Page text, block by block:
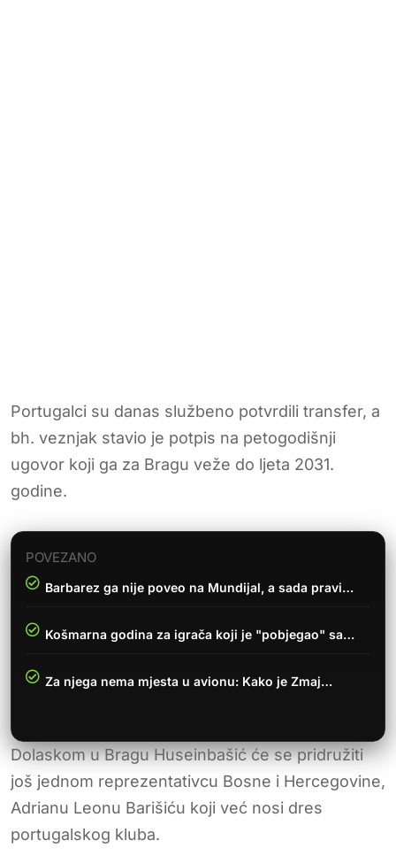
Portugalci su danas službeno potvrdili transfer, a
bh. veznjak stavio je potpis na petogodišnji
ugovor koji ga za Bragu veže do ljeta 2031.
godine.
POVEZANO
Barbarez ga nije poveo na Mundijal, a sada pravi…
Košmarna godina za igrača koji je "pobjegao" sa…
Za njega nema mjesta u avionu: Kako je Zmaj…
Dolaskom u Bragu Huseinbašić će se pridružiti
još jednom reprezentativcu Bosne i Hercegovine,
Adrianu Leonu Barišiću koji već nosi dres
portugalskog kluba.